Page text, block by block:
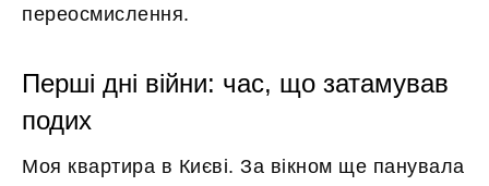
переосмислення.
Перші дні війни: час, що затамував
подих
Моя квартира в Києві. За вікном ще панувала